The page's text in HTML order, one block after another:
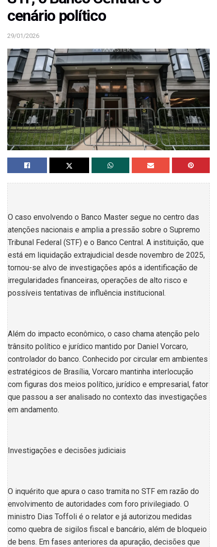
cenário político
29/01/2026
O caso envolvendo o Banco Master segue no centro das
atenções nacionais e amplia a pressão sobre o Supremo
Tribunal Federal (STF) e o Banco Central. A instituição, que
está em liquidação extrajudicial desde novembro de 2025,
tornou-se alvo de investigações após a identificação de
irregularidades financeiras, operações de alto risco e
possíveis tentativas de influência institucional.
Além do impacto econômico, o caso chama atenção pelo
trânsito político e jurídico mantido por Daniel Vorcaro,
controlador do banco. Conhecido por circular em ambientes
estratégicos de Brasília, Vorcaro mantinha interlocução
com figuras dos meios político, jurídico e empresarial, fator
que passou a ser analisado no contexto das investigações
em andamento.
Investigações e decisões judiciais
O inquérito que apura o caso tramita no STF em razão do
envolvimento de autoridades com foro privilegiado. O
ministro Dias Toffoli é o relator e já autorizou medidas
como quebra de sigilos fiscal e bancário, além de bloqueio
de bens. Em fases anteriores da apuração, decisões que